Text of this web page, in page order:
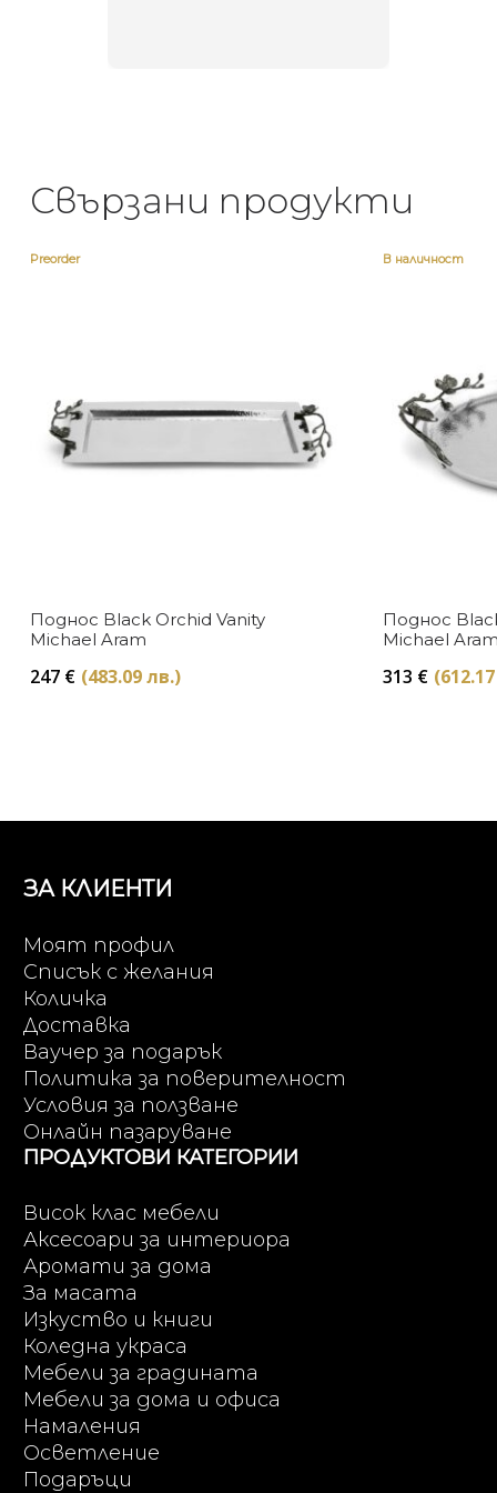
Свързани продукти
Preorder
Поднос Black Orchid Vanity
Michael Aram
247 € (483.09 лв.)
В наличност
Поднос
Michael
313 €
ЗА КЛИЕНТИ
Моят профил
Списък с желания
Количка
Доставка
Ваучер за подарък
Политика за поверителност
Условия за ползване
Онлайн пазаруване
ПРОДУКТОВИ КАТЕГОРИИ
Висок клас мебели
Аксесоари за интериора
Аромати за дома
За масата
Изкуство и книги
Коледна украса
Мебели за градината
Мебели за дома и офиса
Намаления
Осветление
Подаръци